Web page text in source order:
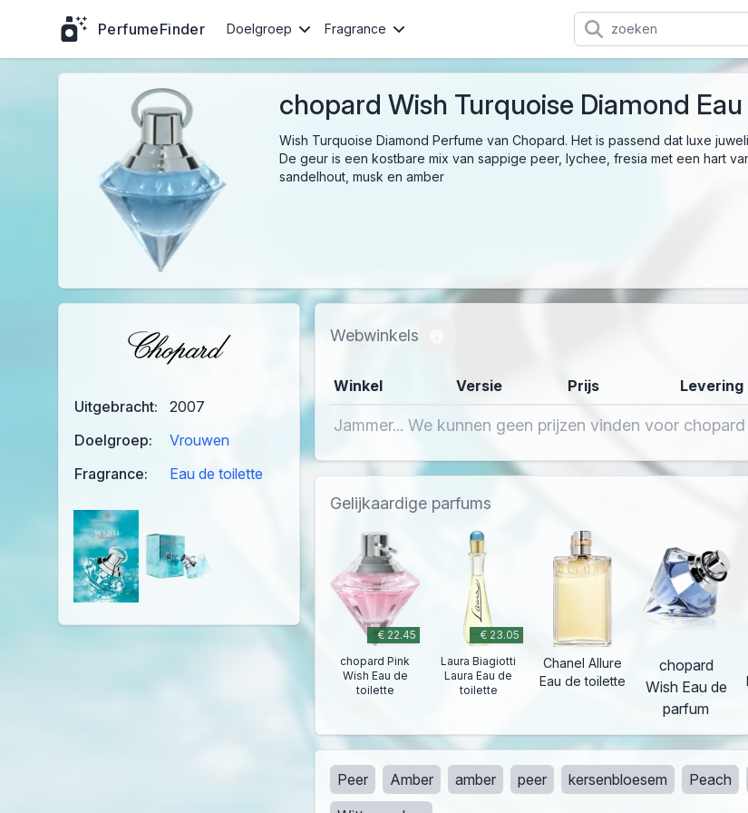
PerfumeFinder Doelgroep Fragrance
chopard Wish Turquoise Diamond
Wish Turquoise Diamond Perfume van Chopard. Het is passend dat luxe
De geur is een kostbare mix van sappige peer, lychee, fresia met een hart
sandelhout, musk en amber
Uitgebracht:
2007
Doelgroep:
Vrouwen
Fragrance:
Eau de toilette
Webwinkels
Winkel Versie Prijs Levering
Jammer... We kunnen geen prijzen vinden voor
Gelijkaardige parfums
€ 22.45
chopard Pink
Wish Eau de
toilette
€ 23.05
Laura Biagiotti
Laura Eau de
toilette
Chanel Allure
Eau de toilette
chopard
Wish Eau de
parfum
Peer Amber amber peer kersenbloesem Peach